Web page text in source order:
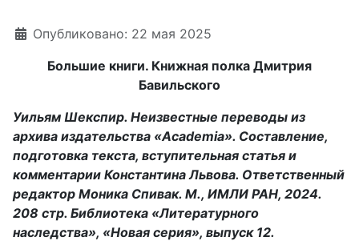
Информация о материале
Опубликовано: 22 мая 2025
Большие книги. Книжная полка Дмитрия
Бавильского
Уильям Шекспир. Неизвестные переводы из
архива издательства «Academia». Составление,
подготовка текста, вступительная статья и
комментарии Константина Львова. Ответственный
редактор Моника Спивак. М., ИМЛИ РАН, 2024.
208 стр. Библиотека «Литературного
наследства», «Новая серия», выпуск 12.